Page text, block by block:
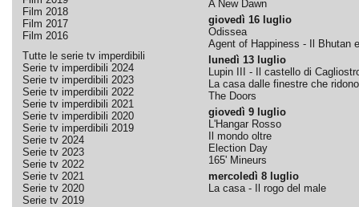
Film 2018
Film 2017
Film 2016
Tutte le serie tv imperdibili
Serie tv imperdibili 2024
Serie tv imperdibili 2023
Serie tv imperdibili 2022
Serie tv imperdibili 2021
Serie tv imperdibili 2020
Serie tv imperdibili 2019
Serie tv 2024
Serie tv 2023
Serie tv 2022
Serie tv 2021
Serie tv 2020
Serie tv 2019
A New Dawn
giovedì 16 luglio
Odissea
Agent of Happiness - Il Bhutan
lunedì 13 luglio
Lupin III - Il castello di
La casa dalle finestre che ridono
The Doors
giovedì 9 luglio
L'Hangar Rosso
Il mondo oltre
Election Day
165' Mineurs
mercoledì 8 luglio
La casa - Il rogo del male